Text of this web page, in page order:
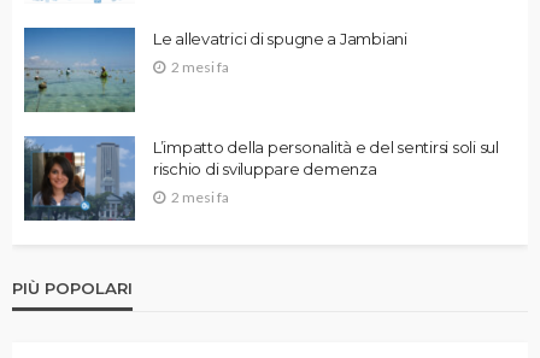
Le allevatrici di spugne a Jambiani
2 mesi fa
L’impatto della personalità e del sentirsi soli sul
rischio di sviluppare demenza
2 mesi fa
PIÙ POPOLARI